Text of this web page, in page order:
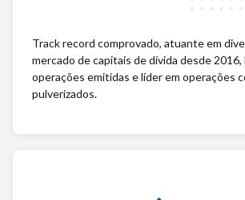
Track record comprovado, atuante em
mercado de capitais de dívida desde 2016,
operações emitidas e líder em operações
pulverizados.